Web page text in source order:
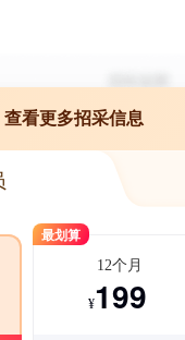
看更多招采信息
最划算
12个月
¥199